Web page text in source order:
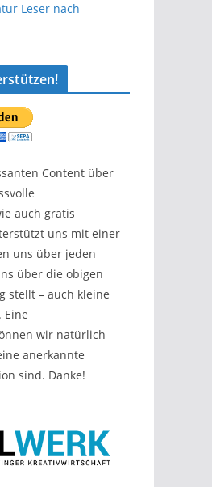
Leser nach
Content über
auch gratis
uns mit einer
uns über jeden
über die obigen
stellt – auch kleine
Eine
wir natürlich
anerkannte
sind. Danke!